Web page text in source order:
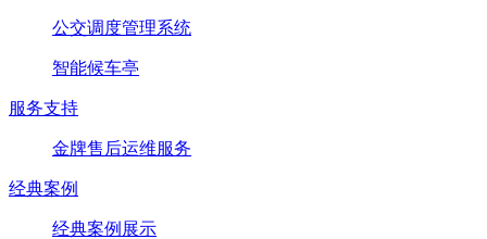
公交调度管理系统
智能候车亭
服务支持
金牌售后运维服务
经典案例
经典案例展示